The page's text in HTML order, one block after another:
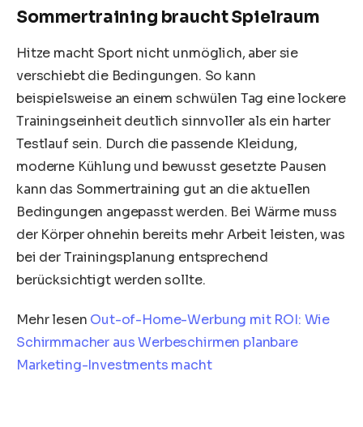
Sommertraining braucht Spielraum
Hitze macht Sport nicht unmöglich, aber sie
verschiebt die Bedingungen. So kann
beispielsweise an einem schwülen Tag eine lockere
Trainingseinheit deutlich sinnvoller als ein harter
Testlauf sein. Durch die passende Kleidung,
moderne Kühlung und bewusst gesetzte Pausen
kann das Sommertraining gut an die aktuellen
Bedingungen angepasst werden. Bei Wärme muss
der Körper ohnehin bereits mehr Arbeit leisten, was
bei der Trainingsplanung entsprechend
berücksichtigt werden sollte.
Mehr lesen Out-of-Home-Werbung mit ROI: Wie
Schirmmacher aus Werbeschirmen planbare
Marketing-Investments macht